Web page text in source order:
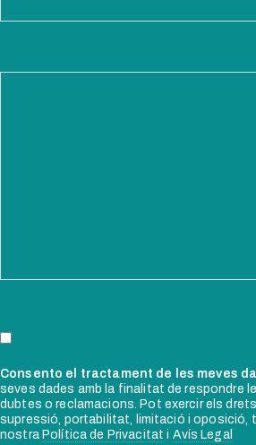
Consento el tractament de les meves
seves dades amb la finalitat de respondre
dubtes o reclamacions. Pot exercir els
supressió, portabilitat, limitació i oposició,
nostra Política de Privacitat i Avís Legal